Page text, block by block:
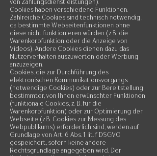
Cookies haben verschiedene Funktionen.
Zahlreiche Cookies sind technisch notwendig,
da bestimmte Webseitenfunktionen ohne
diese nicht funktionieren würden (z.B. die
Warenkorbfunktion oder die Anzeige von
Videos). Andere Cookies dienen dazu das
Nutzerverhalten auszuwerten oder Werbung
anzuzeigen.
Cookies, die zur Durchführung des
elektronischen Kommunikationsvorgangs
(notwendige Cookies) oder zur Bereitstellung
bestimmter, von Ihnen erwünschter Funktionen
(funktionale Cookies, z. B. für die
Warenkorbfunktion) oder zur Optimierung der
Webseite (z.B. Cookies zur Messung des
Webpublikums) erforderlich sind, werden auf
Grundlage von Art. 6 Abs. 1 lit. f DSGVO
gespeichert, sofern keine andere
Rechtsgrundlage angegeben wird. Der